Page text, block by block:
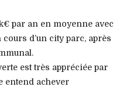
par an en moyenne avec
d’un city parc, après
est très appréciée par
entend achever